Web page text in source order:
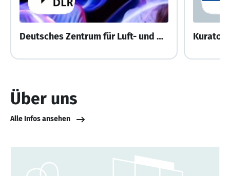
Deutsches Zentrum für Luft- und Raumfahrt e.V.
Über uns
Alle Infos ansehen